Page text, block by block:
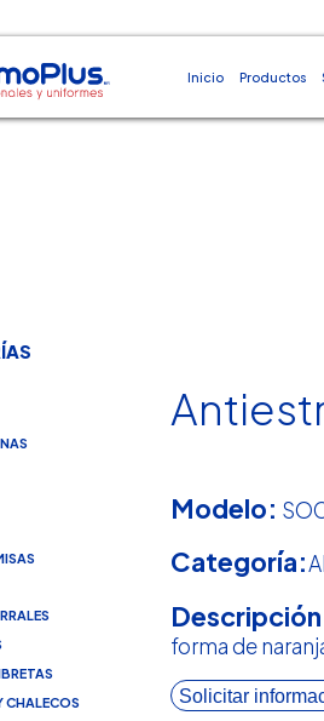
Inicio Productos
CHALECOS
Modelo:
Categoría:
forma de
Solicitar